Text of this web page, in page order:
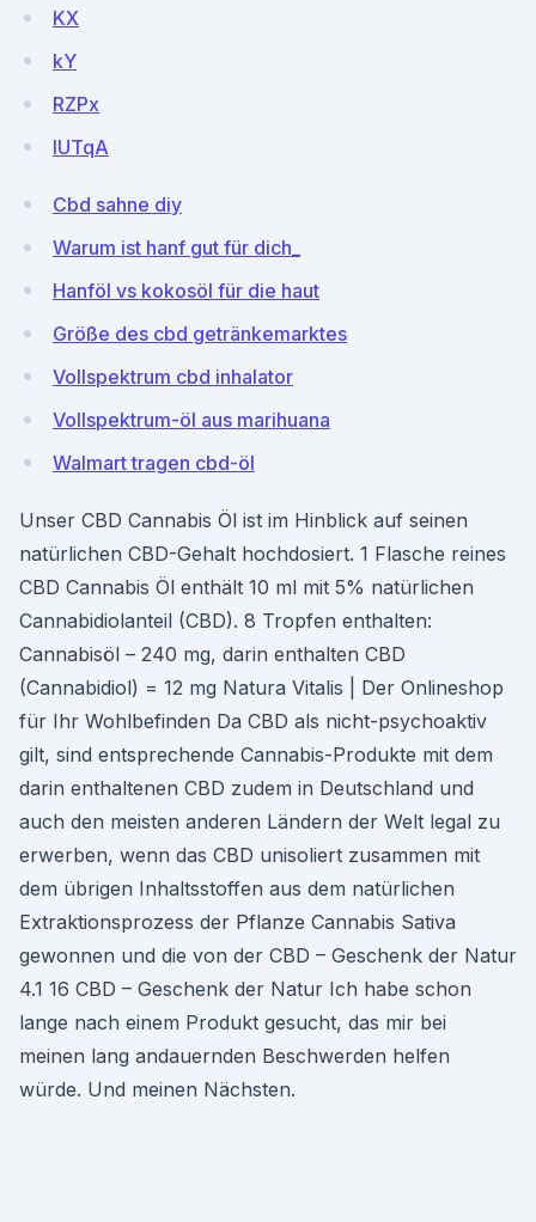
KX
kY
RZPx
IUTqA
Cbd sahne diy
Warum ist hanf gut für dich_
Hanföl vs kokosöl für die haut
Größe des cbd getränkemarktes
Vollspektrum cbd inhalator
Vollspektrum-öl aus marihuana
Walmart tragen cbd-öl
Unser CBD Cannabis Öl ist im Hinblick auf seinen
natürlichen CBD-Gehalt hochdosiert. 1 Flasche reines
CBD Cannabis Öl enthält 10 ml mit 5% natürlichen
Cannabidiolanteil (CBD). 8 Tropfen enthalten:
Cannabisöl – 240 mg, darin enthalten CBD
(Cannabidiol) = 12 mg Natura Vitalis | Der Onlineshop
für Ihr Wohlbefinden Da CBD als nicht-psychoaktiv
gilt, sind entsprechende Cannabis-Produkte mit dem
darin enthaltenen CBD zudem in Deutschland und
auch den meisten anderen Ländern der Welt legal zu
erwerben, wenn das CBD unisoliert zusammen mit
dem übrigen Inhaltsstoffen aus dem natürlichen
Extraktionsprozess der Pflanze Cannabis Sativa
gewonnen und die von der CBD – Geschenk der Natur
4.1 16 CBD – Geschenk der Natur Ich habe schon
lange nach einem Produkt gesucht, das mir bei
meinen lang andauernden Beschwerden helfen
würde. Und meinen Nächsten.